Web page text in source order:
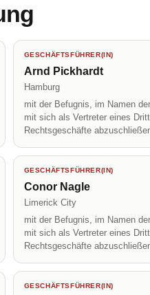
GESCHÄFTSFÜHRER(IN)
Arnd Pickhardt
Hamburg
mit der Befugnis, im Namen
mit sich als Vertreter eines
Rechtsgeschäfte
GESCHÄFTSFÜHRER(IN)
Conor Nagle
Limerick City
mit der Befugnis, im Namen
mit sich als Vertreter eines
Rechtsgeschäfte
GESCHÄFTSFÜHRER(IN)